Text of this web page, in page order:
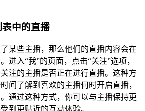
中的直播
某些主播，那么他们的直播内容会在
进入“我”的页面，点击“关注”选项，
注的主播是否正在进行直播。这种方
间了解到喜欢的主播何时开启直播，
通过这种方式，你可以与主播保持更
到更贴近的互动体验。